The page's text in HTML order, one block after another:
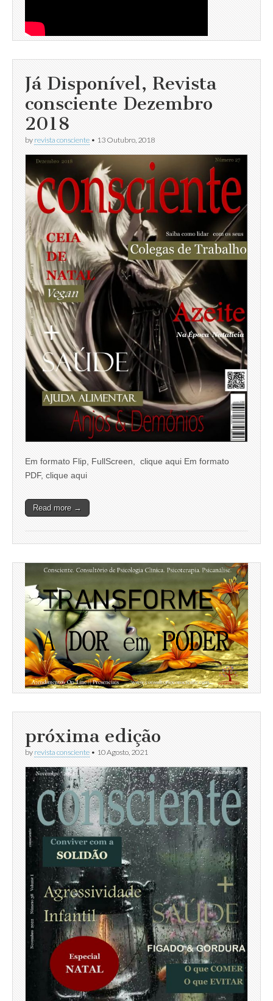
Já Disponível, Revista
consciente Dezembro
2018
by revista consciente • 13 Outubro, 2018
Em formato Flip, FullScreen, clique aqui Em formato
PDF, clique aqui
Read more →
próxima edição
by revista consciente • 10 Agosto, 2021